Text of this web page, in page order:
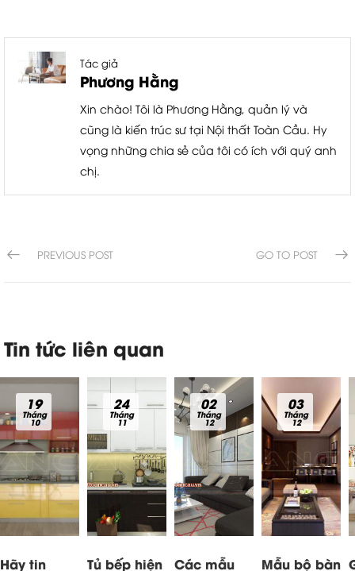
Tác giả
Phương Hằng
Xin chào! Tôi là Phương Hằng, quản lý và
cũng là kiến trúc sư tại Nội thất Toàn Cầu. Hy
vọng những chia sẻ của tôi có ích với quý anh
chị.
PREVIOUS POST GO TO POST
Tin tức liên quan
19
Tháng
10
Hãy tin
24
Tháng
11
Tủ bếp hiện
02
Tháng
12
Các mẫu
03
Tháng
12
Mẫu bộ bàn